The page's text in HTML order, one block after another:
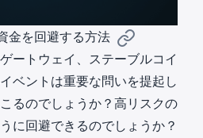
金を回避する方法
ートウェイ、ステーブルコイ
ベントは重要な問いを提起し
るのでしょうか？高リスクの
に回避できるのでしょうか？